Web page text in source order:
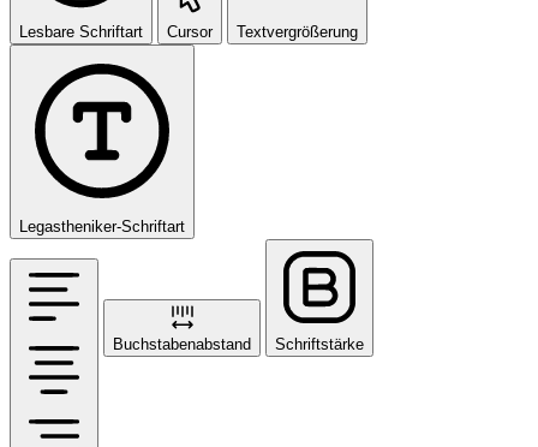
Lesbare Schriftart Cursor Textvergrößerung
Legastheniker-Schriftart
Buchstabenabstand Schriftstärke